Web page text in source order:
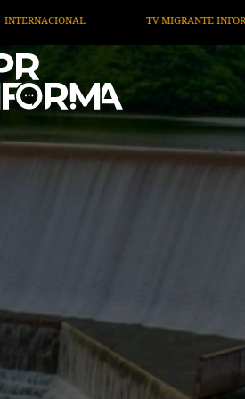
OPINIÓN ARTÍCULOS